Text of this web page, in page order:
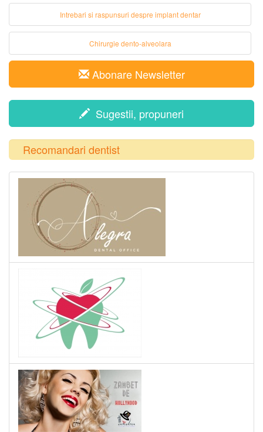
Intrebari si raspunsuri despre implant dentar
Chirurgie dento-alveolara
Abonare Newsletter
Sugestii, propuneri
Recomandari dentist